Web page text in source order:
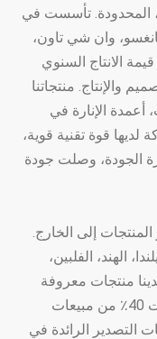
المحدودة. تأسست في
وان شي تاون،
وصلت قيمة الانتاج السنوي
في التصميم والإنتاج. منتجاتنا
أعمدة الإنارة في
قوة تقنية قوية،
الجودة، وصلت جودة
المنتجات إلى الخارج.
الهند، الفلبين،
منتجات معروفة
جيدا. الآن كاباتيتي من الصادرات قد اتخذت 40٪ من مبيعات
التصدير الرائدة في